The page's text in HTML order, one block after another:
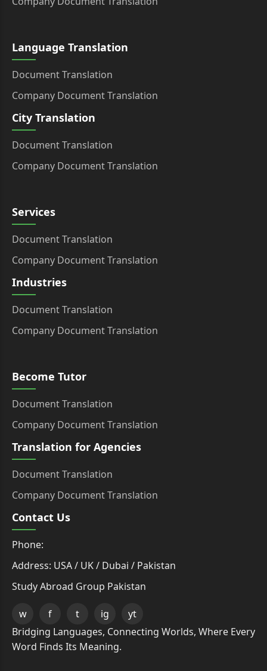
Language Translation
Document Translation
Company Document Translation
City Translation
Document Translation
Company Document Translation
Services
Document Translation
Company Document Translation
Industries
Document Translation
Company Document Translation
Become Tutor
Document Translation
Company Document Translation
Translation for Agencies
Document Translation
Company Document Translation
Contact Us
Phone:
Address: USA / UK / Dubai / Pakistan
Study Abroad Group Pakistan
w f t ig
yt
Bridging Languages, Connecting Worlds, Where Every
Word Finds Its Meaning.